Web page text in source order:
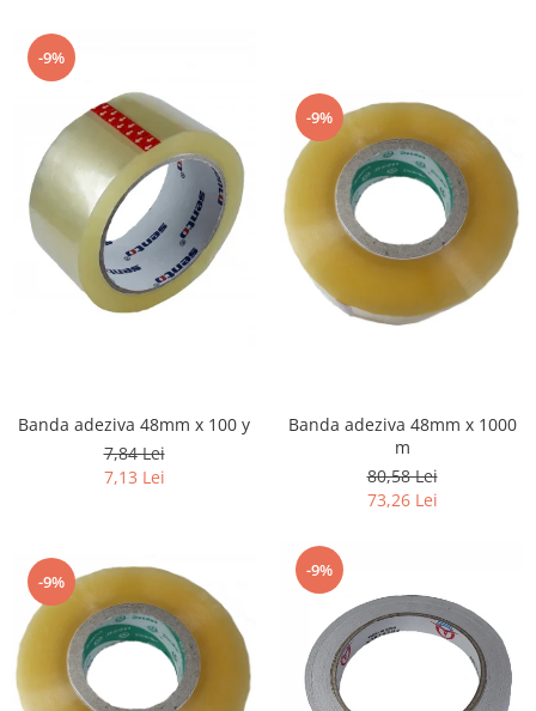
-9%
Banda adeziva 48mm x 100 y
7,84 Lei
7,13 Lei
-9%
Banda adeziva 48mm x 1000
m
80,58 Lei
73,26 Lei
-9%
-9%